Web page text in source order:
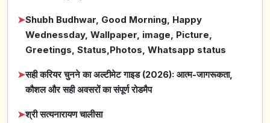
➤Shubh Budhwar, Good Morning, Happy
Wednessday, Wallpaper, image, Picture,
Greetings, Status,Photos, Whatsapp status
➤सही करियर चुनने का अल्टीमेट गाइड (2026): आत्म-जागरूकता,
कौशल और सही अवसरों का संपूर्ण रोडमैप
➤श्री सत्यनारायण चालीसा